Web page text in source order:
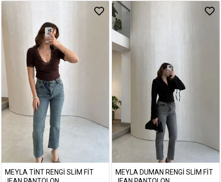
MEYLA TINT RENGI SLIM FIT
MEYLA DUMAN RENGI SLIM FIT